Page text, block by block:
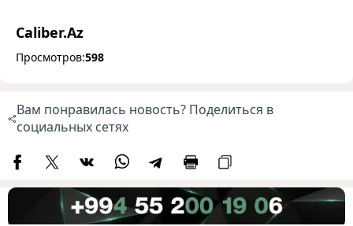
Caliber.Az
Просмотров:598
Вам понравилась новость? Поделиться в
социальных сетях